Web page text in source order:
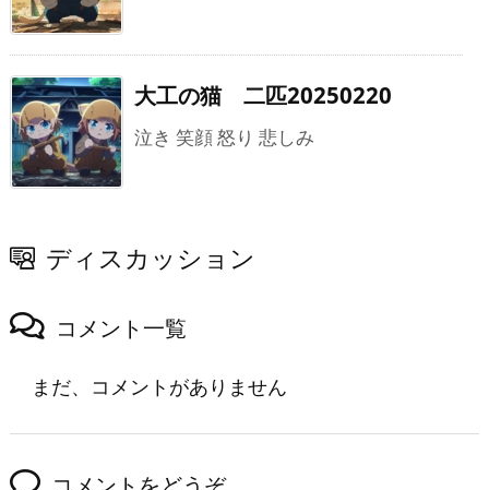
大工の猫 二匹20250220
泣き 笑顔 怒り 悲しみ
ディスカッション
コメント一覧
まだ、コメントがありません